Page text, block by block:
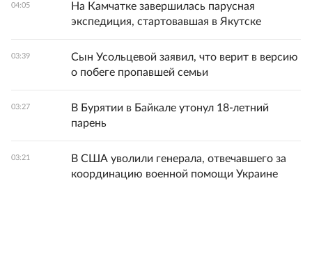
04:05
На Камчатке завершилась парусная
экспедиция, стартовавшая в Якутске
03:39
Сын Усольцевой заявил, что верит в версию
о побеге пропавшей семьи
03:27
В Бурятии в Байкале утонул 18-летний
парень
03:21
В США уволили генерала, отвечавшего за
координацию военной помощи Украине